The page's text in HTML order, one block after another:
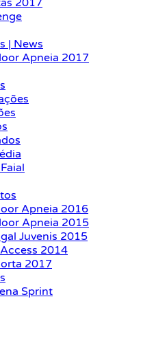
2017
| News
Apneia 2017
Apneia 2016
Apneia 2015
Juvenis 2015
2014
2017
Sprint